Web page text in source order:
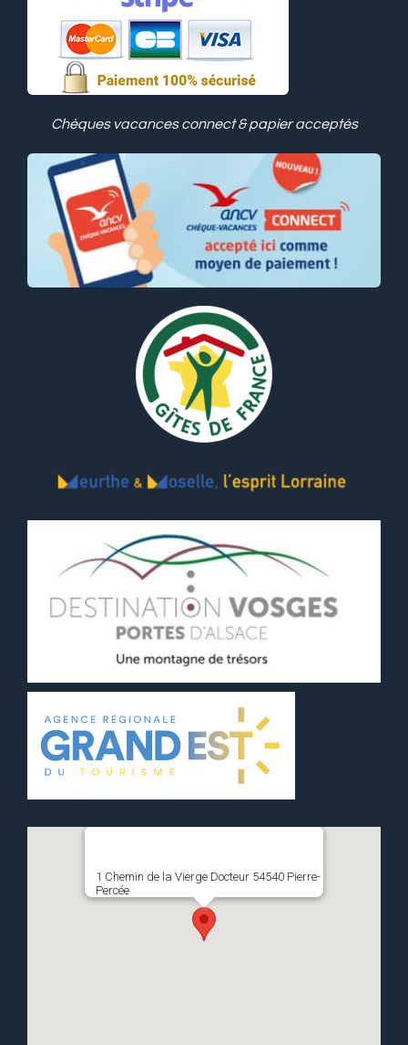
Chèques vacances connect & papier acceptés
1 Chemin de la Vierge Docteur 54540 Pierre-
Percée